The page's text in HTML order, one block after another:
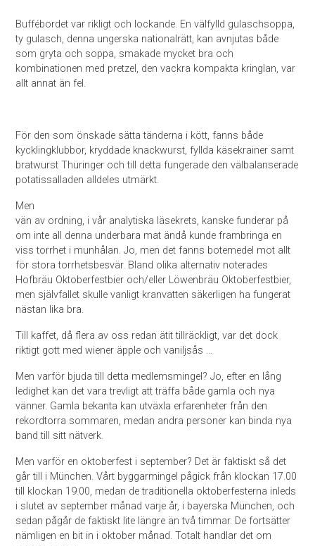
Buffébordet var rikligt och lockande. En välfylld gulaschsoppa,
ty gulasch, denna ungerska nationalrätt, kan avnjutas både
som gryta och soppa, smakade mycket bra och
kombinationen med pretzel, den vackra kompakta kringlan, var
allt annat än fel.
För den som önskade sätta tänderna i kött, fanns både
kycklingklubbor, kryddade knackwurst, fyllda käsekrainer samt
bratwurst Thüringer och till detta fungerade den välbalanserade
potatissalladen alldeles utmärkt.
Men
vän av ordning, i vår analytiska läsekrets, kanske funderar på
om inte all denna underbara mat ändå kunde frambringa en
viss torrhet i munhålan. Jo, men det fanns botemedel mot allt
för stora torrhetsbesvär. Bland olika alternativ noterades
Hofbräu Oktoberfestbier och/eller Löwenbräu Oktoberfestbier,
men självfallet skulle vanligt kranvatten säkerligen ha fungerat
nästan lika bra.
Till kaffet, då flera av oss redan ätit tillräckligt, var det dock
riktigt gott med wiener äpple och vaniljsås …
Men varför bjuda till detta medlemsmingel? Jo, efter en lång
ledighet kan det vara trevligt att träffa både gamla och nya
vänner. Gamla bekanta kan utväxla erfarenheter från den
rekordtorra sommaren, medan andra personer kan binda nya
band till sitt nätverk.
Men varför en oktoberfest i september? Det är faktiskt så det
går till i München. Vårt byggarmingel pågick från klockan 17.00
till klockan 19.00, medan de traditionella oktoberfesterna inleds
i slutet av september månad varje år, i bayerska München, och
sedan pågår de faktiskt lite längre än två timmar. De fortsätter
nämligen en bit in i oktober månad. Totalt handlar det om